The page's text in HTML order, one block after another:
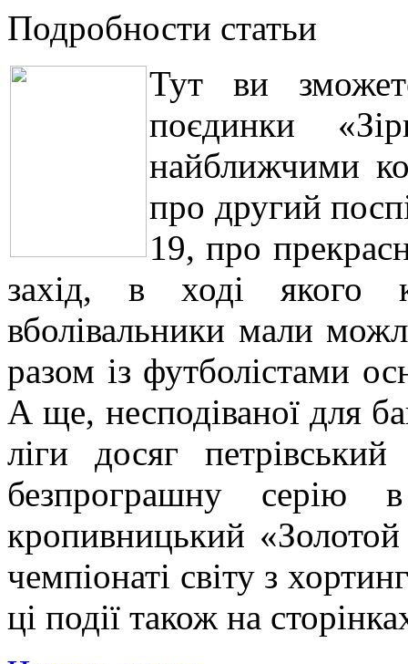
Подробности статьи
Тут ви
поєдинки
найближчими
про другий
19, про
захід, в ході якого
вболівальники мали
разом із футболістами
А ще, несподіваної для
ліги досяг
безпрограшну серію
кропивницький
чемпіонаті світу з
ці події також на